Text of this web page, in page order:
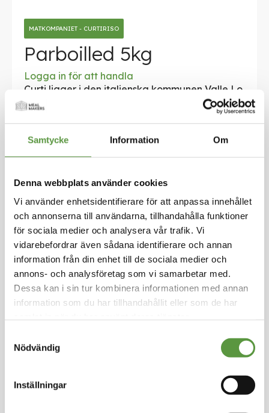
Samtycke Information Om
Denna webbplats använder cookies
Vi använder enhetsidentifierare för att anpassa innehållet
och annonserna till användarna, tillhandahålla funktioner
för sociala medier och analysera vår trafik. Vi
vidarebefordrar även sådana identifierare och annan
information från din enhet till de sociala medier och
annons- och analysföretag som vi samarbetar med.
Dessa kan i sin tur kombinera informationen med annan
information som du har tillhandahållit eller som de har
Nödvändig
Inställningar
Parboilled 5kg
Logga in för att handla
Curti ligger i den italienska kommunen Valle Lo
mellina, hjärtat av ett historiskt lämpat område
för risodling. Curti med sitt varumärke Curtiriso
edelsbolagen, som drivs sedan 1875. Idag är C
urti ett av de största industriella komplexen i E
ustrierna av mer avlägsen tradition. Curtis passi
on och ständiga engagemang för miljön och hå
llbar produktion har lett till att Curtiriso-riset är
det första i Europa som producerades utifrån e
n CO2=0-budgetprocess där växthusgasutsläp
p från energiförbrukningen kompenseras fullt u
t av den erhållna vinsten tack vare produktion
av energi från förnybara källor. PARBOILED RI
S Tack vare den hydrotermiska behandlingen
med hög temperaturånga under tryck och efte
och mineralsalter som bidrar till samma närings
innehåll som brunt ris. Parboiled ris har också en
MATKOMPANIET - CURTIRISO
till
början
av
bildgalleriet